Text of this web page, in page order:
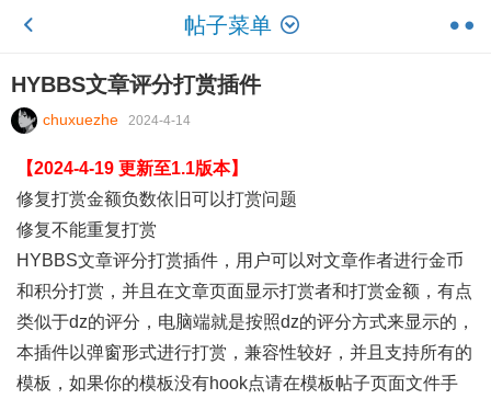
帖子菜单
HYBBS文章评分打赏插件
chuxuezhe 2024-4-14
【2024-4-19 更新至1.1版本】
修复打赏金额负数依旧可以打赏问题
修复不能重复打赏
HYBBS文章评分打赏插件，用户可以对文章作者进行金币
和积分打赏，并且在文章页面显示打赏者和打赏金额，有点
类似于dz的评分，电脑端就是按照dz的评分方式来显示的，
本插件以弹窗形式进行打赏，兼容性较好，并且支持所有的
模板，如果你的模板没有hook点请在模板帖子页面文件手